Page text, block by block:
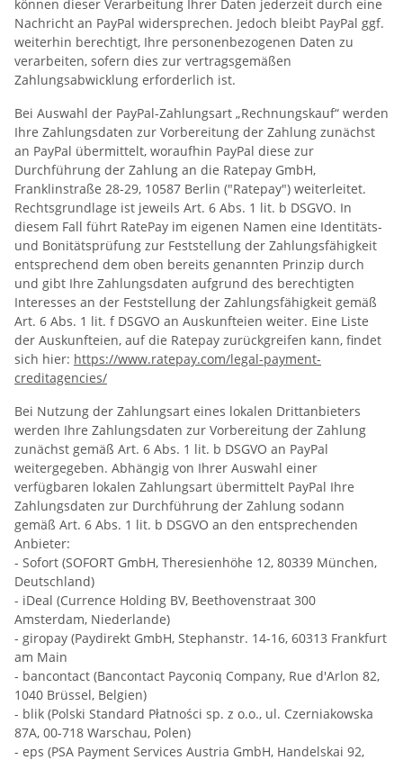
können dieser Verarbeitung Ihrer Daten jederzeit durch eine
Nachricht an PayPal widersprechen. Jedoch bleibt PayPal ggf.
weiterhin berechtigt, Ihre personenbezogenen Daten zu
verarbeiten, sofern dies zur vertragsgemäßen
Zahlungsabwicklung erforderlich ist.
Bei Auswahl der PayPal-Zahlungsart „Rechnungskauf“ werden
Ihre Zahlungsdaten zur Vorbereitung der Zahlung zunächst
an PayPal übermittelt, woraufhin PayPal diese zur
Durchführung der Zahlung an die Ratepay GmbH,
Franklinstraße 28-29, 10587 Berlin ("Ratepay") weiterleitet.
Rechtsgrundlage ist jeweils Art. 6 Abs. 1 lit. b DSGVO. In
diesem Fall führt RatePay im eigenen Namen eine Identitäts-
und Bonitätsprüfung zur Feststellung der Zahlungsfähigkeit
entsprechend dem oben bereits genannten Prinzip durch
und gibt Ihre Zahlungsdaten aufgrund des berechtigten
Interesses an der Feststellung der Zahlungsfähigkeit gemäß
Art. 6 Abs. 1 lit. f DSGVO an Auskunfteien weiter. Eine Liste
der Auskunfteien, auf die Ratepay zurückgreifen kann, findet
sich hier: https://www.ratepay.com/legal-payment-
creditagencies/
Bei Nutzung der Zahlungsart eines lokalen Drittanbieters
werden Ihre Zahlungsdaten zur Vorbereitung der Zahlung
zunächst gemäß Art. 6 Abs. 1 lit. b DSGVO an PayPal
weitergegeben. Abhängig von Ihrer Auswahl einer
verfügbaren lokalen Zahlungsart übermittelt PayPal Ihre
Zahlungsdaten zur Durchführung der Zahlung sodann
gemäß Art. 6 Abs. 1 lit. b DSGVO an den entsprechenden
Anbieter:
- Sofort (SOFORT GmbH, Theresienhöhe 12, 80339 München,
Deutschland)
- iDeal (Currence Holding BV, Beethovenstraat 300
Amsterdam, Niederlande)
- giropay (Paydirekt GmbH, Stephanstr. 14-16, 60313 Frankfurt
am Main
- bancontact (Bancontact Payconiq Company, Rue d'Arlon 82,
1040 Brüssel, Belgien)
- blik (Polski Standard Płatności sp. z o.o., ul. Czerniakowska
87A, 00-718 Warschau, Polen)
- eps (PSA Payment Services Austria GmbH, Handelskai 92,